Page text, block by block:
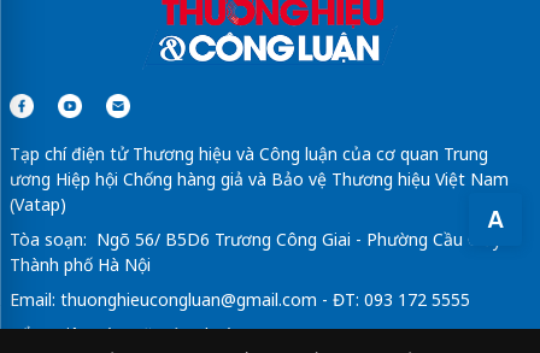
A
Tạp chí điện tử Thương hiệu và Công luận của cơ quan Trung
ương Hiệp hội Chống hàng giả và Bảo vệ Thương hiệu Việt Nam
(Vatap)
Tòa soạn: Ngõ 56/ B5D6 Trương Công Giai - Phường Cầu Giấy -
Thành phố Hà Nội
Email: thuonghieucongluan@gmail.com - ĐT: 093 172 5555
Tổng Biên Tập: Vũ Đức Thuận